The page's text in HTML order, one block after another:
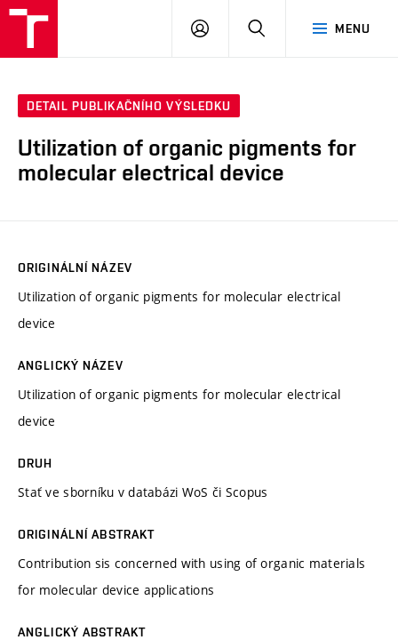
MENU
PŘIHLÁSIT
DETAIL PUBLIKAČNÍHO VÝSLEDKU
Utilization of organic pigments for
molecular electrical device
ORIGINÁLNÍ NÁZEV
Utilization of organic pigments for molecular electrical
device
ANGLICKÝ NÁZEV
Utilization of organic pigments for molecular electrical
device
DRUH
Stať ve sborníku v databázi WoS či Scopus
ORIGINÁLNÍ ABSTRAKT
Contribution sis concerned with using of organic materials
for molecular device applications
ANGLICKÝ ABSTRAKT